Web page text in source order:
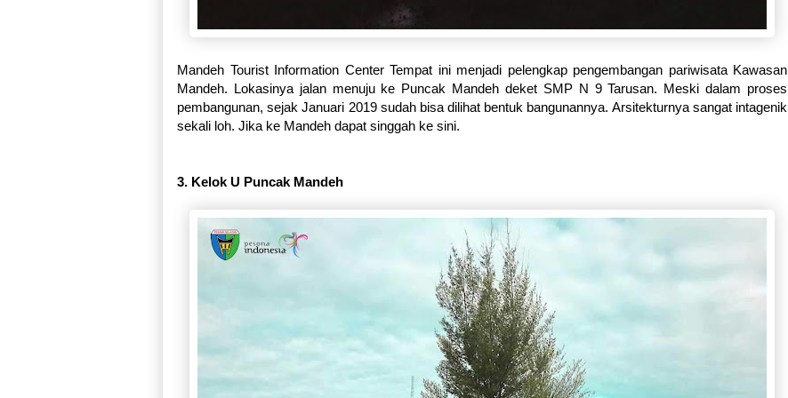
Mandeh Tourist Information Center Tempat ini menjadi pelengkap pengembangan pariwisata Kawasan
Mandeh. Lokasinya jalan menuju ke Puncak Mandeh deket SMP N 9 Tarusan. Meski dalam proses
pembangunan, sejak Januari 2019 sudah bisa dilihat bentuk bangunannya. Arsitekturnya sangat intagenik
sekali loh. Jika ke Mandeh dapat singgah ke sini.
3. Kelok U Puncak Mandeh